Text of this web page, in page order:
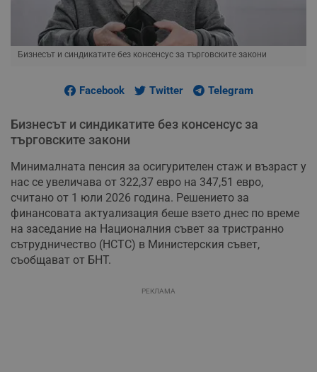
Бизнесът и синдикатите без консенсус за търговските закони
Facebook Twitter Telegram
Бизнесът и синдикатите без консенсус за
търговските закони
Минималната пенсия за осигурителен стаж и възраст у
нас се увеличава от 322,37 евро на 347,51 евро,
считано от 1 юли 2026 година. Решението за
финансовата актуализация беше взето днес по време
на заседание на Националния съвет за тристранно
сътрудничество (НСТС) в Министерския съвет,
съобщават от БНТ.
РЕКЛАМА